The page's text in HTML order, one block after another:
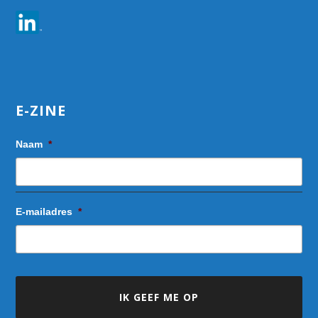
E-ZINE
Naam *
E-mailadres *